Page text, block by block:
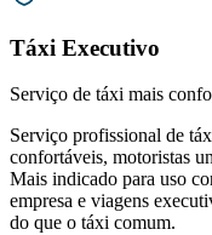
Táxi Executivo
Serviço de táxi mais
Serviço profissional de
confortáveis, motoristas
Mais indicado para uso
empresa e viagens
do que o táxi comum.